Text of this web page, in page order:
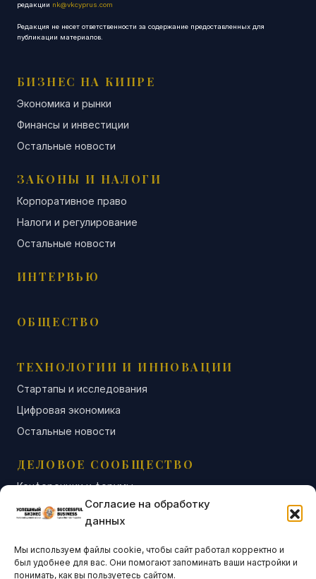
Согласие на обработку
данных
Мы используем файлы cookie, чтобы сайт работал корректно и
был удобнее для вас. Они помогают запоминать ваши настройки и
понимать, как вы пользуетесь сайтом.
редакции nk@vkcyprus.com
Редакция не несет ответственности за содержание предоставленных для
публикации материалов.
БИЗНЕС НА КИПРЕ
Экономика и рынки
Финансы и инвестиции
Остальные новости
ЗАКОНЫ И НАЛОГИ
Корпоративное право
Налоги и регулирование
Остальные новости
ИНТЕРВЬЮ
ОБЩЕСТВО
ТЕХНОЛОГИИ И ИННОВАЦИИ
Стартапы и исследования
Цифровая экономика
Остальные новости
ДЕЛОВОЕ СООБЩЕСТВО
Конференции и форумы
Бизнес-клубы и ассоциации
Остальные новости
АНАЛИТИКА И СТАТИСТИКА